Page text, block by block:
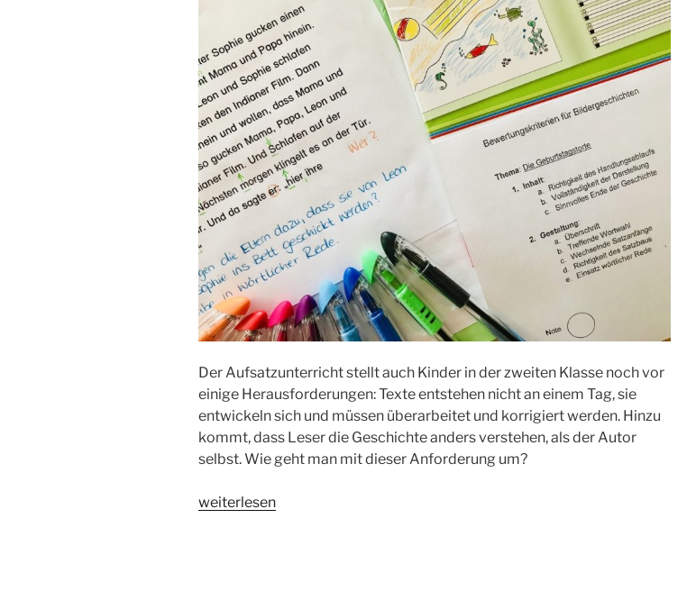
Der Aufsatzunterricht stellt auch Kinder in der zweiten Klasse noch vor
einige Herausforderungen: Texte entstehen nicht an einem Tag, sie
entwickeln sich und müssen überarbeitet und korrigiert werden. Hinzu
kommt, dass Leser die Geschichte anders verstehen, als der Autor
selbst. Wie geht man mit dieser Anforderung um?
„Prozessorientierte
weiterlesen